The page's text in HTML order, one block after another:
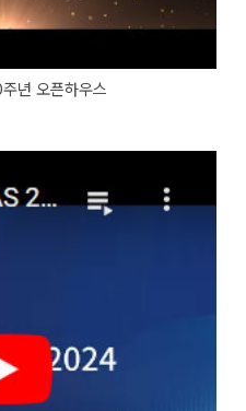
년 오픈하우스